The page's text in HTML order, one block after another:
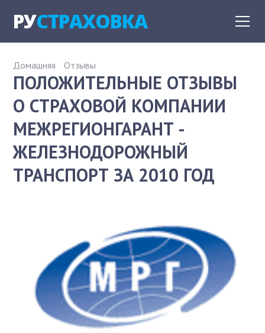
РУСТРАХОВКА
Домашняя Отзывы
ПОЛОЖИТЕЛЬНЫЕ ОТЗЫВЫ
О СТРАХОВОЙ КОМПАНИИ
МЕЖРЕГИОНГАРАНТ -
ЖЕЛЕЗНОДОРОЖНЫЙ
ТРАНСПОРТ ЗА 2010 ГОД